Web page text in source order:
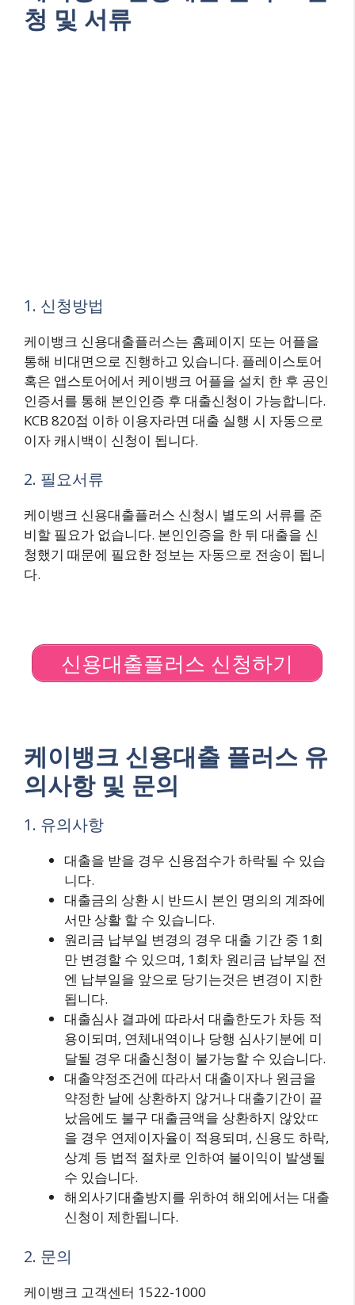
청 및 서류
1. 신청방법
케이뱅크 신용대출플러스는 홈페이지 또는 어플을
통해 비대면으로 진행하고 있습니다. 플레이스토어
혹은 앱스토어에서 케이뱅크 어플을 설치 한 후 공인
인증서를 통해 본인인증 후 대출신청이 가능합니다.
KCB 820점 이하 이용자라면 대출 실행 시 자동으로
이자 캐시백이 신청이 됩니다.
2. 필요서류
케이뱅크 신용대출플러스 신청시 별도의 서류를 준
비할 필요가 없습니다. 본인인증을 한 뒤 대출을 신
청했기 때문에 필요한 정보는 자동으로 전송이 됩니
다.
신용대출플러스 신청하기
케이뱅크 신용대출 플러스 유
의사항 및 문의
1. 유의사항
대출을 받을 경우 신용점수가 하락될 수 있습
니다.
대출금의 상환 시 반드시 본인 명의의 계좌에
서만 상활 할 수 있습니다.
원리금 납부일 변경의 경우 대출 기간 중 1회
만 변경할 수 있으며, 1회차 원리금 납부일 전
엔 납부일을 앞으로 당기는것은 변경이 지한
됩니다.
대출심사 결과에 따라서 대출한도가 차등 적
용이되며, 연체내역이나 당행 심사기분에 미
달될 경우 대출신청이 불가능할 수 있습니다.
대출약정조건에 따라서 대출이자나 원금을
약정한 날에 상환하지 않거나 대출기간이 끝
났음에도 불구 대출금액을 상환하지 않았ㄸ
을 경우 연제이자율이 적용되며, 신용도 하락,
상계 등 법적 절차로 인하여 불이익이 발생될
수 있습니다.
해외사기대출방지를 위하여 해외에서는 대출
신청이 제한됩니다.
2. 문의
케이뱅크 고객센터 1522-1000